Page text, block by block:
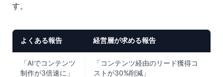
す。
よくある報告 経営層が求める報告
「AIでコンテンツ
制作が3倍速に」
「コンテンツ経由のリード獲得コ
ストが30%削減」